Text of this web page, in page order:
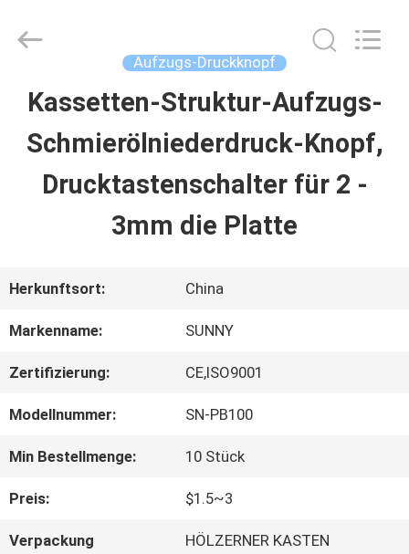
HAUS
PRODUKTE
FABRIK-
AUSFLUG
QUALITÄTSKONTROLLE
SUNNY
Aufzugs-Druckknopf
Kassetten-Struktur-Aufzugs-
Schmierölniederdruck-Knopf,
Drucktastenschalter für 2 -
3mm die Platte
Herkunftsort: China
Markenname: SUNNY
Zertifizierung: CE,ISO9001
Modellnummer: SN-PB100
Min Bestellmenge: 10 Stück
Preis: $1.5~3
Verpackung
HÖLZERNER KASTEN